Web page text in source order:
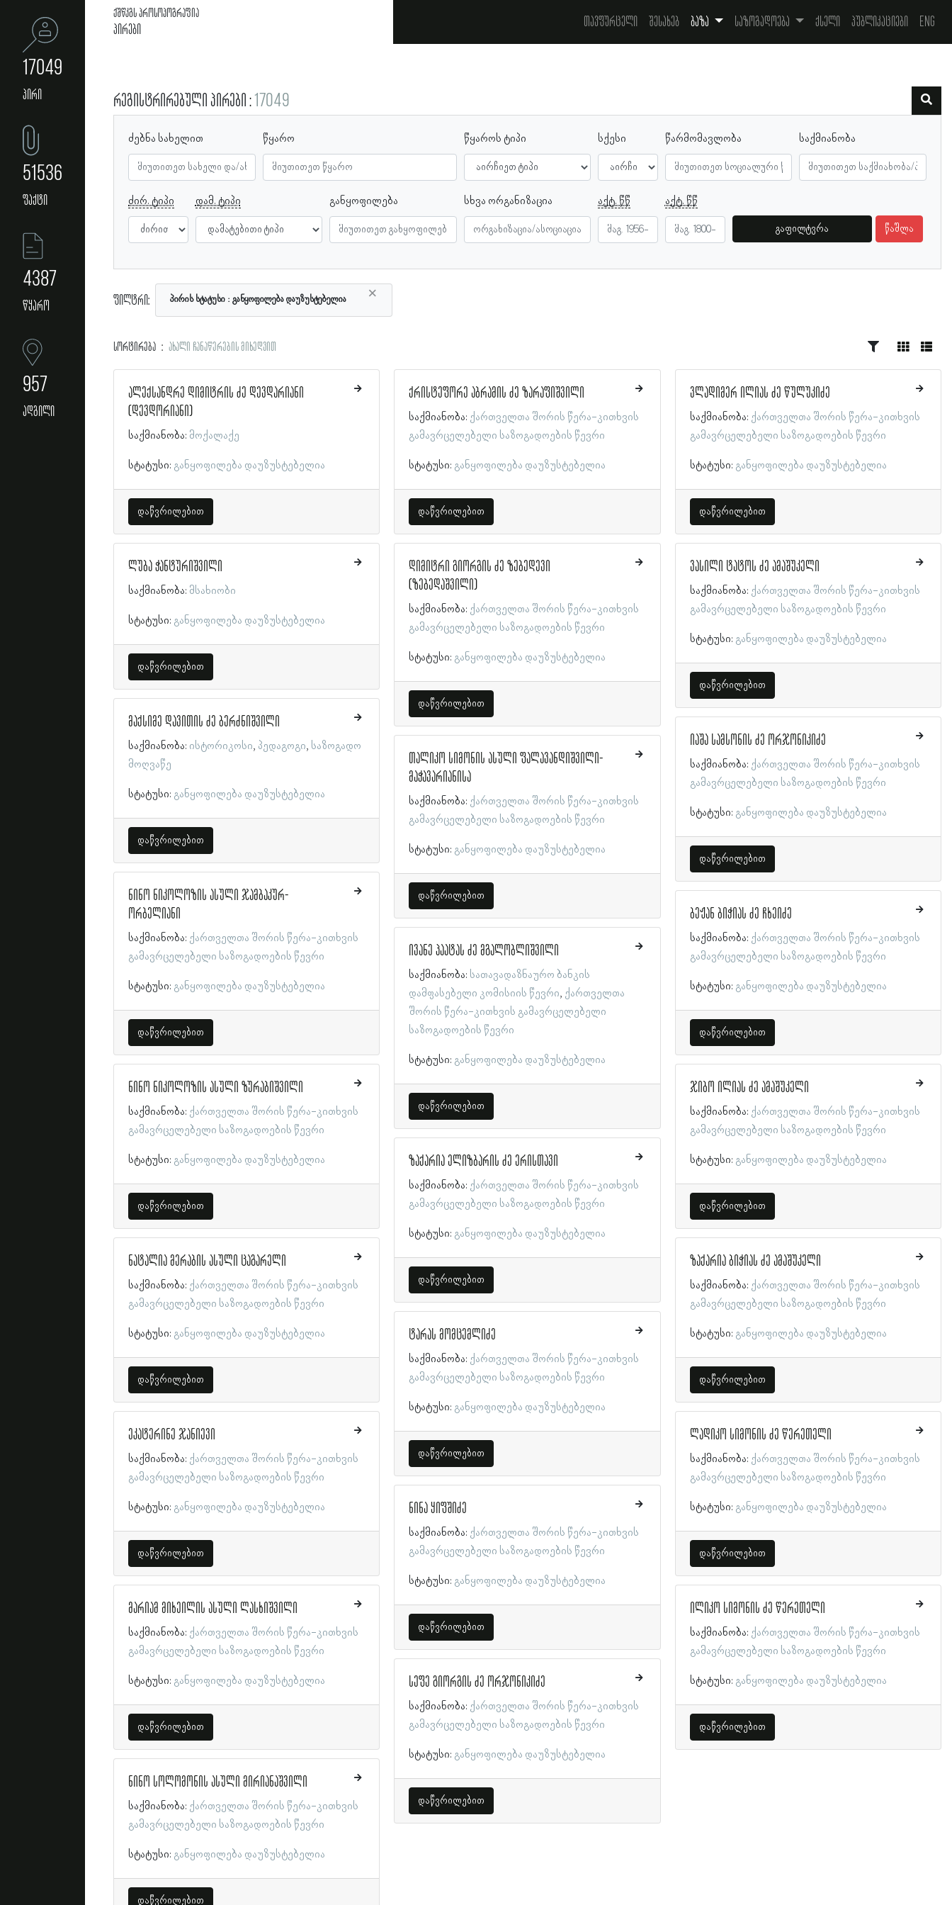
17049
პირი
51536
ფაქტი
4387
წყარო
957
ადგილი
ქშწკგს პროსოპოგრაფია
პირები თავფურცელი შესახებ ბაზა საზოგადოება ქსელი პუბლიკაციები Eng
რეგისტრირებული პირები 17049
ძებნა სახელით წყარო წყაროს ტიპი სქესი წარმომავლობა საქმიანობა
ძირ. ტიპი დამ. ტიპი განყოფილება სხვა ორგანიზაცია აქტ. წწ აქტ. წწ
გაფილტვრა წაშლა
ფილტრი: ×
პირის სტატუსი განყოფილება დაუზუსტებელია
სორტირება ახალი ჩანაწერების მიხედვით
ალექსანდრე დიმიტრის ძე დევდარიანი
(დევდორიანი)
საქმიანობა: მოქალაქე
სტატუსი: განყოფილება დაუზუსტებელია
დაწვრილებით
ლუბა ჭანტურიშვილი
საქმიანობა: მსახიობი
სტატუსი: განყოფილება დაუზუსტებელია
დაწვრილებით
მაქსიმე დავითის ძე ბერძნიშვილი
საქმიანობა: ისტორიკოსი პედაგოგი საზოგადო
მოღვაწე
სტატუსი: განყოფილება დაუზუსტებელია
დაწვრილებით
ნინო ნიკოლოზის ასული ჯამბაკურ-
ორბელიანი
საქმიანობა: ქართველთა შორის წერა-კითხვის
გამავრცელებელი საზოგადოების წევრი
სტატუსი: განყოფილება დაუზუსტებელია
დაწვრილებით
ნინო ნიკოლოზის ასული ზურაბიშვილი
საქმიანობა: ქართველთა შორის წერა-კითხვის
გამავრცელებელი საზოგადოების წევრი
სტატუსი: განყოფილება დაუზუსტებელია
დაწვრილებით
ნატალია მერაბის ასული ცაგარელი
საქმიანობა: ქართველთა შორის წერა-კითხვის
გამავრცელებელი საზოგადოების წევრი
სტატუსი: განყოფილება დაუზუსტებელია
დაწვრილებით
ეკატერინე ჯანიევი
საქმიანობა: ქართველთა შორის წერა-კითხვის
გამავრცელებელი საზოგადოების წევრი
სტატუსი: განყოფილება დაუზუსტებელია
დაწვრილებით
მარიამ მიხეილის ასული ლასხიშვილი
საქმიანობა: ქართველთა შორის წერა-კითხვის
გამავრცელებელი საზოგადოების წევრი
სტატუსი: განყოფილება დაუზუსტებელია
დაწვრილებით
ნინო სოლომონის ასული მირიანაშვილი
საქმიანობა: ქართველთა შორის წერა-კითხვის
გამავრცელებელი საზოგადოების წევრი
სტატუსი: განყოფილება დაუზუსტებელია
დაწვრილებით
ქრისტეფორე აბრამის ძე ზარაფიშვილი
საქმიანობა: ქართველთა შორის წერა-კითხვის
გამავრცელებელი საზოგადოების წევრი
სტატუსი: განყოფილება დაუზუსტებელია
დაწვრილებით
დიმიტრი გიორგის ძე ზებედევი
(ზებედაშვილი)
საქმიანობა: ქართველთა შორის წერა-კითხვის
გამავრცელებელი საზოგადოების წევრი
სტატუსი: განყოფილება დაუზუსტებელია
დაწვრილებით
თალიკო სიმონის ასული ფალავანდიშვილი-
მაჭავარიანისა
საქმიანობა: ქართველთა შორის წერა-კითხვის
გამავრცელებელი საზოგადოების წევრი
სტატუსი: განყოფილება დაუზუსტებელია
დაწვრილებით
ივანე პაატას ძე მგალობლიშვილი
საქმიანობა: სათავადაზნაურო ბანკის
დამფასებელი კომისიის წევრი ქართველთა
შორის წერა-კითხვის გამავრცელებელი
საზოგადოების წევრი
სტატუსი: განყოფილება დაუზუსტებელია
დაწვრილებით
ზაქარია ელიზბარის ძე ერისთავი
საქმიანობა: ქართველთა შორის წერა-კითხვის
გამავრცელებელი საზოგადოების წევრი
სტატუსი: განყოფილება დაუზუსტებელია
დაწვრილებით
ტარას მომცემლიძე
საქმიანობა: ქართველთა შორის წერა-კითხვის
გამავრცელებელი საზოგადოების წევრი
სტატუსი: განყოფილება დაუზუსტებელია
დაწვრილებით
ნინა ყიფშიძე
საქმიანობა: ქართველთა შორის წერა-კითხვის
გამავრცელებელი საზოგადოების წევრი
სტატუსი: განყოფილება დაუზუსტებელია
დაწვრილებით
სეფე გიორგის ძე ორჯონიკიძე
საქმიანობა: ქართველთა შორის წერა-კითხვის
გამავრცელებელი საზოგადოების წევრი
სტატუსი: განყოფილება დაუზუსტებელია
დაწვრილებით
ვლადიმერ ილიას ძე წულუკიძე
საქმიანობა: ქართველთა შორის წერა-კითხვის
გამავრცელებელი საზოგადოების წევრი
სტატუსი: განყოფილება დაუზუსტებელია
დაწვრილებით
ვასილი ტატოს ძე ამაშუკელი
საქმიანობა: ქართველთა შორის წერა-კითხვის
გამავრცელებელი საზოგადოების წევრი
სტატუსი: განყოფილება დაუზუსტებელია
დაწვრილებით
იაშა სამსონის ძე ორჯონიკიძე
საქმიანობა: ქართველთა შორის წერა-კითხვის
გამავრცელებელი საზოგადოების წევრი
სტატუსი: განყოფილება დაუზუსტებელია
დაწვრილებით
ბეჟან ბიჭიას ძე ჩხეიძე
საქმიანობა: ქართველთა შორის წერა-კითხვის
გამავრცელებელი საზოგადოების წევრი
სტატუსი: განყოფილება დაუზუსტებელია
დაწვრილებით
ჯიბო ილიას ძე ამაშუკელი
საქმიანობა: ქართველთა შორის წერა-კითხვის
გამავრცელებელი საზოგადოების წევრი
სტატუსი: განყოფილება დაუზუსტებელია
დაწვრილებით
ზაქარია ბიჭიას ძე ამაშუკელი
საქმიანობა: ქართველთა შორის წერა-კითხვის
გამავრცელებელი საზოგადოების წევრი
სტატუსი: განყოფილება დაუზუსტებელია
დაწვრილებით
ლადიკო სიმონის ძე წერეთელი
საქმიანობა: ქართველთა შორის წერა-კითხვის
გამავრცელებელი საზოგადოების წევრი
სტატუსი: განყოფილება დაუზუსტებელია
დაწვრილებით
ილიკო სიმონის ძე წერეთელი
საქმიანობა: ქართველთა შორის წერა-კითხვის
გამავრცელებელი საზოგადოების წევრი
სტატუსი: განყოფილება დაუზუსტებელია
დაწვრილებით